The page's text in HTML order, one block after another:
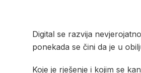
Digital se razvija
ponekada se čini da je u
Koje je rješenje i kojim se